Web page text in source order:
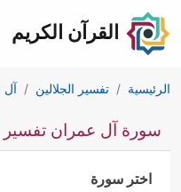
القرآن الكريم
الرئيسية تفسير الجلالين آل
سورة آل عمران تفسير
اختر سورة